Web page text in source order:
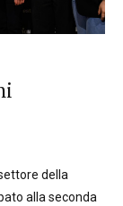
della
alla seconda